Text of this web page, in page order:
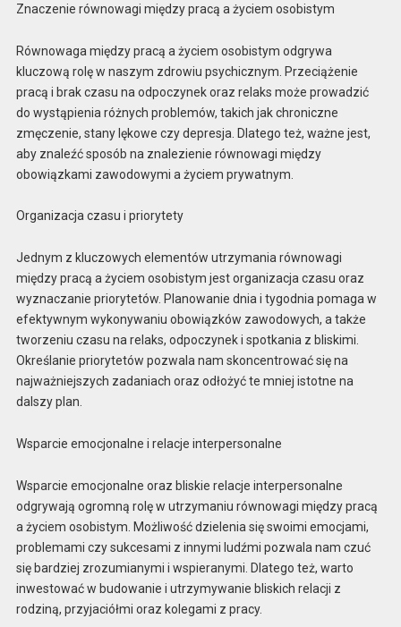
Znaczenie równowagi między pracą a życiem osobistym
Równowaga między pracą a życiem osobistym odgrywa
kluczową rolę w naszym zdrowiu psychicznym. Przeciążenie
pracą i brak czasu na odpoczynek oraz relaks może prowadzić
do wystąpienia różnych problemów, takich jak chroniczne
zmęczenie, stany lękowe czy depresja. Dlatego też, ważne jest,
aby znaleźć sposób na znalezienie równowagi między
obowiązkami zawodowymi a życiem prywatnym.
Organizacja czasu i priorytety
Jednym z kluczowych elementów utrzymania równowagi
między pracą a życiem osobistym jest organizacja czasu oraz
wyznaczanie priorytetów. Planowanie dnia i tygodnia pomaga w
efektywnym wykonywaniu obowiązków zawodowych, a także
tworzeniu czasu na relaks, odpoczynek i spotkania z bliskimi.
Określanie priorytetów pozwala nam skoncentrować się na
najważniejszych zadaniach oraz odłożyć te mniej istotne na
dalszy plan.
Wsparcie emocjonalne i relacje interpersonalne
Wsparcie emocjonalne oraz bliskie relacje interpersonalne
odgrywają ogromną rolę w utrzymaniu równowagi między pracą
a życiem osobistym. Możliwość dzielenia się swoimi emocjami,
problemami czy sukcesami z innymi ludźmi pozwala nam czuć
się bardziej zrozumianymi i wspieranymi. Dlatego też, warto
inwestować w budowanie i utrzymywanie bliskich relacji z
rodziną, przyjaciółmi oraz kolegami z pracy.